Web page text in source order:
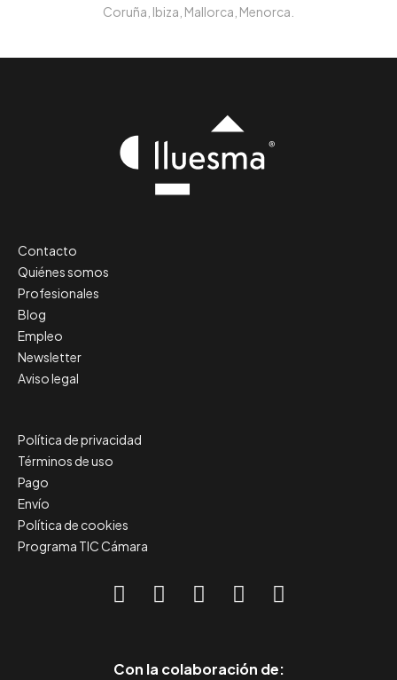
Coruña, Ibiza, Mallorca, Menorca.
Contacto
Quiénes somos
Profesionales
Blog
Empleo
Newsletter
Aviso legal
Política de privacidad
Términos de uso
Pago
Envío
Política de cookies
Programa TIC Cámara
Con la colaboración de: